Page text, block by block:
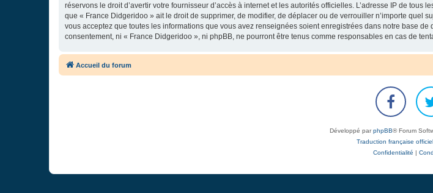
réservons le droit d’avertir votre fournisseur d’accès à internet et les autorités officielles. L’adresse IP de
que « France Didgeridoo » ait le droit de supprimer, de modifier, de déplacer ou de verrouiller n’importe quel
vous acceptez que toutes les informations que vous avez renseignées soient enregistrées dans notre base
consentement, ni « France Didgeridoo », ni phpBB, ne pourront être tenus comme responsables en cas de
Accueil du forum
Développé parphpBB® Forum
Traduction française
Confidentialité |